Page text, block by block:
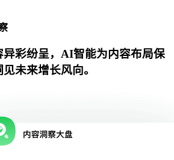
彩纷呈，AI智能为内容布局保
未来增长风向。